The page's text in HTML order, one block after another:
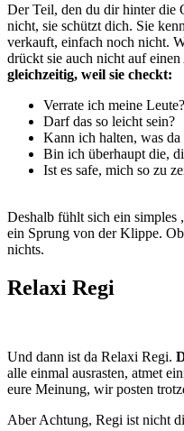
Der Teil, den du dir hinter die
nicht, sie schützt dich. Sie
verkauft, einfach noch nicht.
drückt sie auch nicht auf
gleichzeitig, weil sie checkt:
Verrate ich meine Leute?
Darf das so leicht sein?
Kann ich halten, was da
Bin ich überhaupt die,
Ist es safe, mich so zu
Deshalb fühlt sich ein simples
ein Sprung von der Klippe.
nichts.
Relaxi Regi
Und dann ist da Relaxi Regi.
alle einmal ausrasten, atmet
eure Meinung, wir posten
Aber Achtung, Regi ist nicht